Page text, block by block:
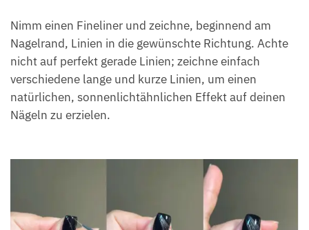
Nimm einen Fineliner und zeichne, beginnend am
Nagelrand, Linien in die gewünschte Richtung. Achte
nicht auf perfekt gerade Linien; zeichne einfach
verschiedene lange und kurze Linien, um einen
natürlichen, sonnenlichtähnlichen Effekt auf deinen
Nägeln zu erzielen.